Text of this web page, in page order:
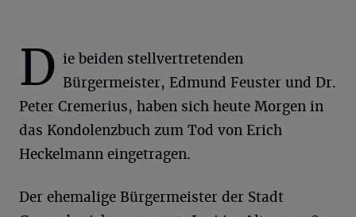
D ie beiden stellvertretenden
Bürgermeister, Edmund Feuster und Dr.
Peter Cremerius, haben sich heute Morgen in
das Kondolenzbuch zum Tod von Erich
Heckelmann eingetragen.
Der ehemalige Bürgermeister der Stadt